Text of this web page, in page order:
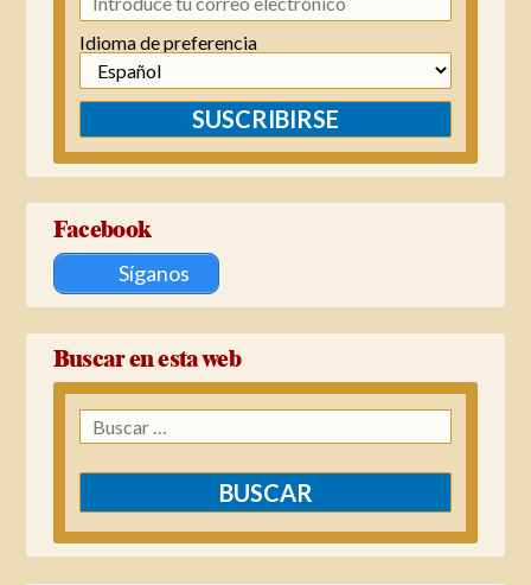
Idioma de preferencia
SUSCRIBIRSE
Facebook
Síganos
Buscar en esta web
Buscar: